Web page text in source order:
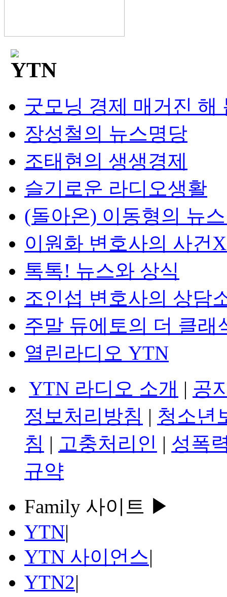
굿모닝 경제 매거진 해
장성철의 뉴스명당
조태현의 생생경제
슬기로운 라디오생활
(돌아온) 이동형의 뉴
이원화 변호사의 사건
톡톡! 뉴스와 상식
조인섭 변호사의 상담
주말 듀에토의 더 클래
열린라디오 YTN
YTN 라디오 소개 | 공
정보처리방침 | 청소년
침 | 고충처리인 | 성폭
규약
Family 사이트 ▶
YTN|
YTN 사이언스|
YTN2|